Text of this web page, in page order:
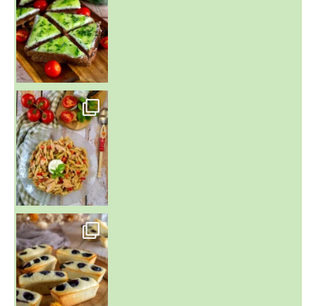
~ SALADE DE PÂTES AUX DEUX TOMATES THON ET BURRA
~ FINANCIERS MYRTILLES ET CITRON ~
Aujourd'hu